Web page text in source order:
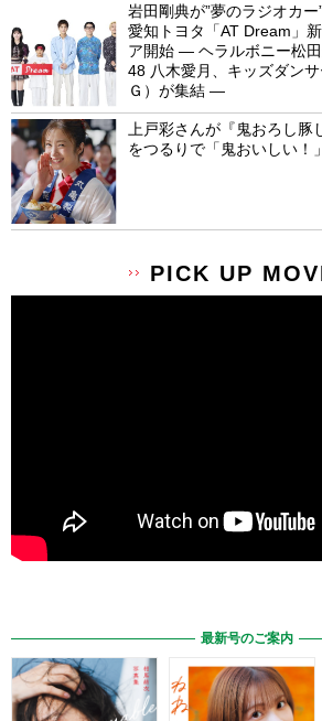
岩田剛典が”夢のラジオカー
愛知トヨタ「AT Dream」
ア開始 ― ヘラルボニー松
48 八木愛月、キッズダン
Ｇ）が集結 ―
上戸彩さんが『鬼おろし豚
をつるりで「鬼おいしい！」
PICK UP
最新号のご案内